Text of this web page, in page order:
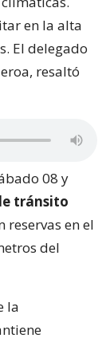
en la alta
El delegado
resaltó
08 y
tránsito
reservas en el
del
la